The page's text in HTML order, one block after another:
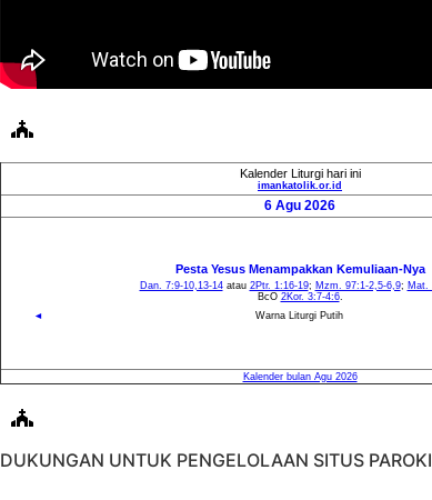
DUKUNGAN UNTUK PENGELOLAAN SITUS PAROKI